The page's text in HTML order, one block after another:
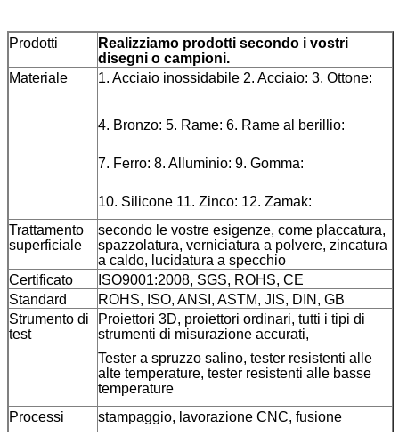
Prodotti
Realizziamo prodotti secondo i vostri
disegni o campioni.
Materiale
1. Acciaio inossidabile 2. Acciaio: 3. Ottone:
4. Bronzo: 5. Rame: 6. Rame al berillio:
7. Ferro: 8. Alluminio: 9. Gomma:
10. Silicone 11. Zinco: 12. Zamak:
Trattamento
superficiale
secondo le vostre esigenze, come placcatura,
spazzolatura, verniciatura a polvere, zincatura
a caldo, lucidatura a specchio
Certificato
ISO9001:2008, SGS, ROHS, CE
Standard
ROHS, ISO, ANSI, ASTM, JIS, DIN, GB
Strumento di
test
Proiettori 3D, proiettori ordinari, tutti i tipi di
strumenti di misurazione accurati,
Tester a spruzzo salino, tester resistenti alle
alte temperature, tester resistenti alle basse
temperature
Processi
stampaggio, lavorazione CNC, fusione